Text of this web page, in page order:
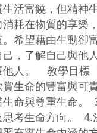
活富饒，但精神
耗在物質的享樂
希望藉由生動卻
，了解自己與他
人。    教學目標
生命的豐富與可
命與尊重生命。
考生命方向。  4.